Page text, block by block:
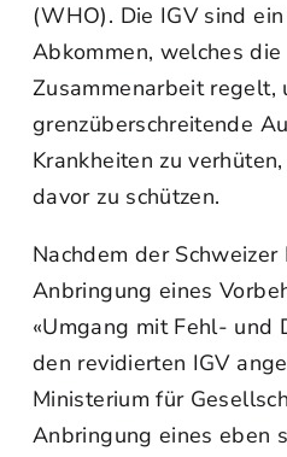
(WHO). Die IGV sind
Abkommen, welches
Zusammenarbeit regelt,
grenzüberschreitende
Krankheiten zu
davor zu schützen.
Nachdem der
Anbringung eines
«Umgang mit Fehl- und
den revidierten IGV
Ministerium für
Anbringung eines eben